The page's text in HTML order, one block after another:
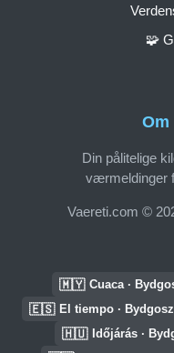
Om
Din pålitelige
værmeldinger
Vaereti.com ©
🧩
🇲🇾 Cuaca ·
🇪🇸 El tiempo ·
🇭🇺 Időjárás ·